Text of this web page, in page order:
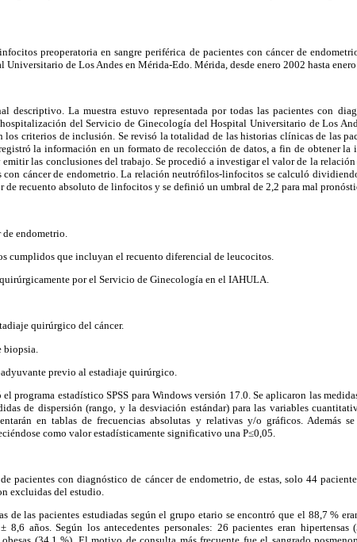
preoperatoria en sangre periférica de pacientes con cáncer de
de Los Andes en Mérida-Edo. Mérida, desde enero 2002 hasta enero
descriptivo. La muestra estuvo representada por todas las pacientes con
del Servicio de Ginecología del Hospital Universitario de Los
los criterios de inclusión. Se revisó la totalidad de las historias clínicas de las
la información en un formato de recolección de datos, a fin de obtener la
emitir las conclusiones del trabajo. Se procedió a investigar el valor de la
con cáncer de endometrio. La relación neutrófilos-linfocitos se calculó
de recuento absoluto de linfocitos y se definió un umbral de 2,2 para mal
endometrio.
cumplidos que incluyan el recuento diferencial de leucocitos.
por el Servicio de Ginecología en el IAHULA.
quirúrgico del cáncer.
previo al estadiaje quirúrgico.
programa estadístico SPSS para Windows versión 17.0. Se aplicaron las
de dispersión (rango, y la desviación estándar) para las variables
en tablas de frecuencias absolutas y relativas y/o gráficos. Además
como valor estadísticamente significativo una P≤0,05.
pacientes con diagnóstico de cáncer de endometrio, de estas, solo 44
excluidas del estudio.
de las pacientes estudiadas según el grupo etario se encontró que el 88,7 %
años. Según los antecedentes personales: 26 pacientes eran hipertensas